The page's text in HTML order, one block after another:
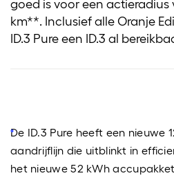
goed is voor een actieradius
km**. Inclusief alle Oranje
ID.3 Pure een ID.3 al
De ID.3 Pure heeft een nieuwe
aandrijflijn die uitblinkt in
het nieuwe 52 kWh